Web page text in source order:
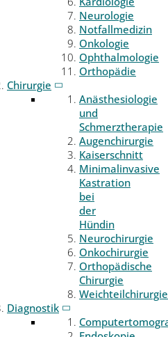
Neurologie
Notfallmedizin
Onkologie
Ophthalmologie
Orthopädie
Chirurgie
Anästhesiologie
und
Schmerztherapie
Augenchirurgie
Kaiserschnitt
Minimalinvasive
Kastration
bei
der
Hündin
Neurochirurgie
Onkochirurgie
Orthopädische
Chirurgie
Weichteilchirurgie
Diagnostik